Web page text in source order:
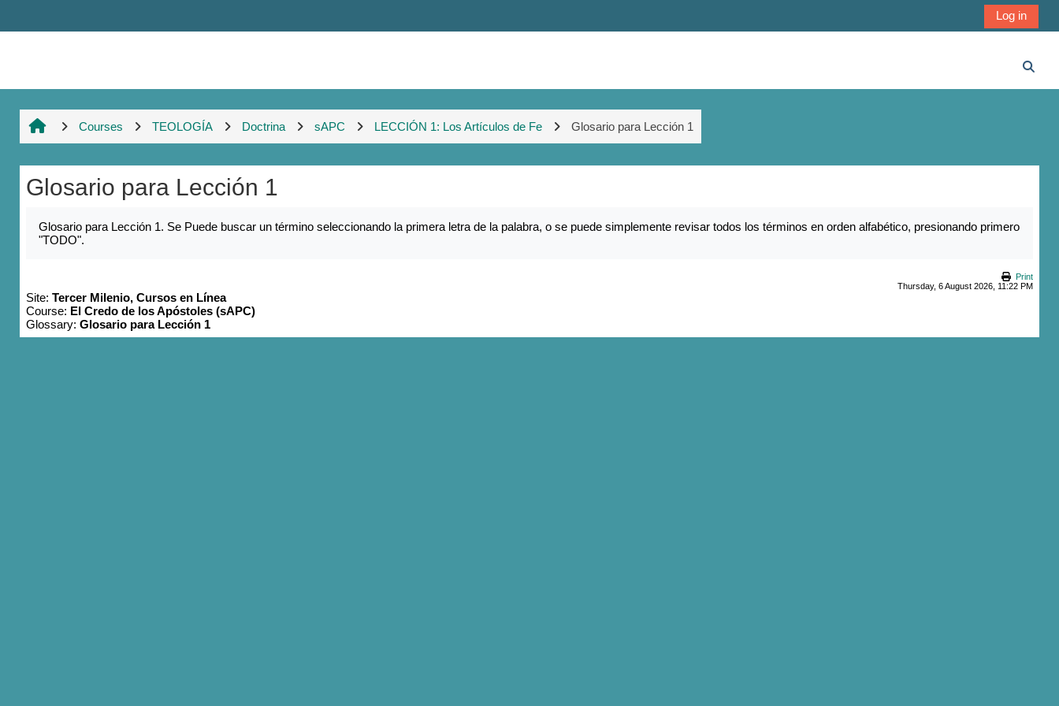
Log in
Courses TEOLOGÍA Doctrina sAPC LECCIÓN 1: Los Artículos de Fe Glosario para Lección 1
Glosario para Lección 1
Glosario para Lección 1. Se Puede buscar un término seleccionando la primera letra de la palabra, o se puede simplemente revisar todos los términos en orden alfabético, presionando primero
"TODO".
Print
Thursday, 6 August 2026, 11:22 PM
Site:Tercer Milenio, Cursos en Línea
Course: El Credo de los Apóstoles (sAPC)
Glossary:Glosario para Lección 1